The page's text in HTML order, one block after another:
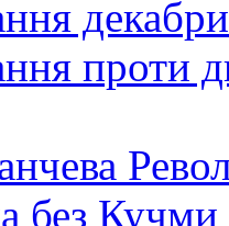
проти
без Кучми